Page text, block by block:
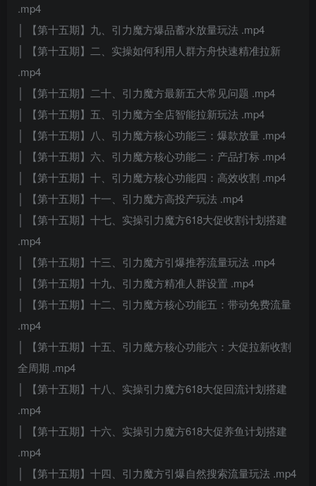
.mp4
│ 【第十五期】九、引力魔方爆品蓄水放量玩法 .mp4
│ 【第十五期】二、实操如何利用人群方舟快速精准拉新
.mp4
│ 【第十五期】二十、引力魔方最新五大常见问题 .mp4
│ 【第十五期】五、引力魔方全店智能拉新玩法 .mp4
│ 【第十五期】八、引力魔方核心功能三：爆款放量 .mp4
│ 【第十五期】六、引力魔方核心功能二：产品打标 .mp4
│ 【第十五期】十、引力魔方核心功能四：高效收割 .mp4
│ 【第十五期】十一、引力魔方高投产玩法 .mp4
│ 【第十五期】十七、实操引力魔方618大促收割计划搭建
.mp4
│ 【第十五期】十三、引力魔方引爆推荐流量玩法 .mp4
│ 【第十五期】十九、引力魔方精准人群设置 .mp4
│ 【第十五期】十二、引力魔方核心功能五：带动免费流量
.mp4
│ 【第十五期】十五、引力魔方核心功能六：大促拉新收割
全周期 .mp4
│ 【第十五期】十八、实操引力魔方618大促回流计划搭建
.mp4
│ 【第十五期】十六、实操引力魔方618大促养鱼计划搭建
.mp4
│ 【第十五期】十四、引力魔方引爆自然搜索流量玩法 .mp4